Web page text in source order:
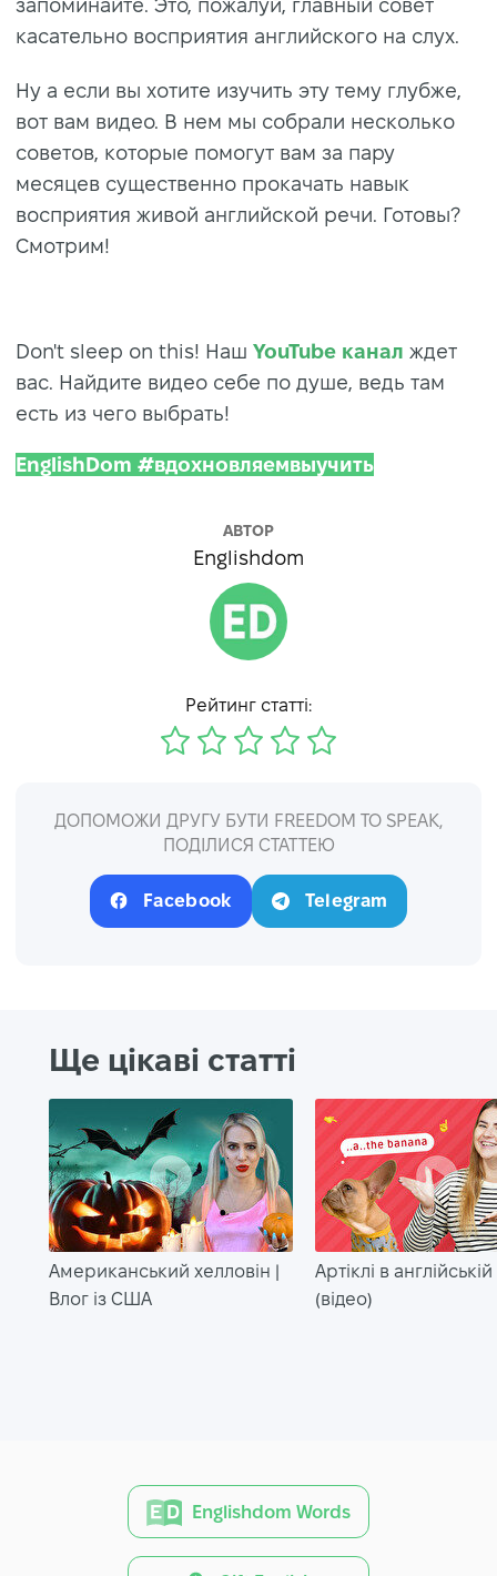
запоминайте. Это, пожалуй, главный совет
касательно восприятия английского на слух.
Ну а если вы хотите изучить эту тему глубже,
вот вам видео. В нем мы собрали несколько
советов, которые помогут вам за пару
месяцев существенно прокачать навык
восприятия живой английской речи. Готовы?
Смотрим!
Don't sleep on this! Наш YouTube канал ждет
вас. Найдите видео себе по душе, ведь там
есть из чего выбрать!
EnglishDom #вдохновляемвыучить
АВТОР
Englishdom
Рейтинг статті:
ДОПОМОЖИ ДРУГУ БУТИ FREEDOM TO SPEAK,
ПОДІЛИСЯ СТАТТЕЮ
Facebook Telegram
Ще цікаві статті
Американський хелловін |
Влог із США
Артіклі в
(відео)
Englishdom Words